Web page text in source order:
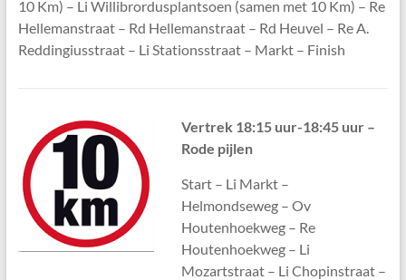
10 Km) – Li Willibrordusplantsoen (samen met 10 Km) – Re
Hellemanstraat – Rd Hellemanstraat – Rd Heuvel – Re A.
Reddingiusstraat – Li Stationsstraat – Markt – Finish
Vertrek 18:15 uur-18:45 uur –
Rode pijlen
Start – Li Markt –
Helmondseweg – Ov
Houtenhoekweg – Re
Houtenhoekweg – Li
Mozartstraat – Li Chopinstraat –